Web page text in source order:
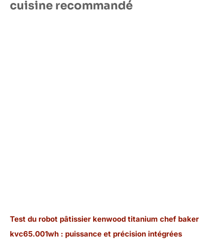
cuisine recommandé
Test du robot pâtissier kenwood titanium chef baker
kvc65.001wh : puissance et précision intégrées